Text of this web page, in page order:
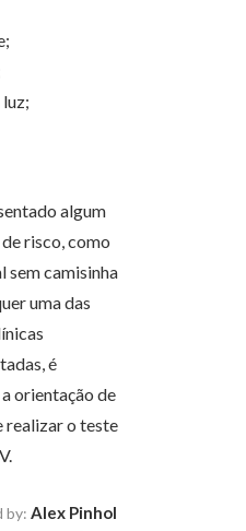
algum
risco, como
sem camisinha
uma das
é
orientação de
realizar o teste
by: Alex Pinhol